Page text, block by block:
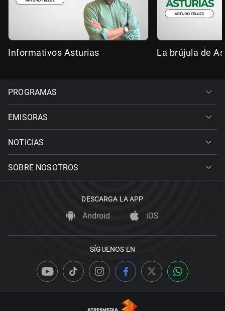
Informativos Asturias La brújula de
PROGRAMAS
EMISORAS
NOTICIAS
SOBRE NOSOTROS
DESCARGA LA APP
Android iOS
SÍGUENOS EN